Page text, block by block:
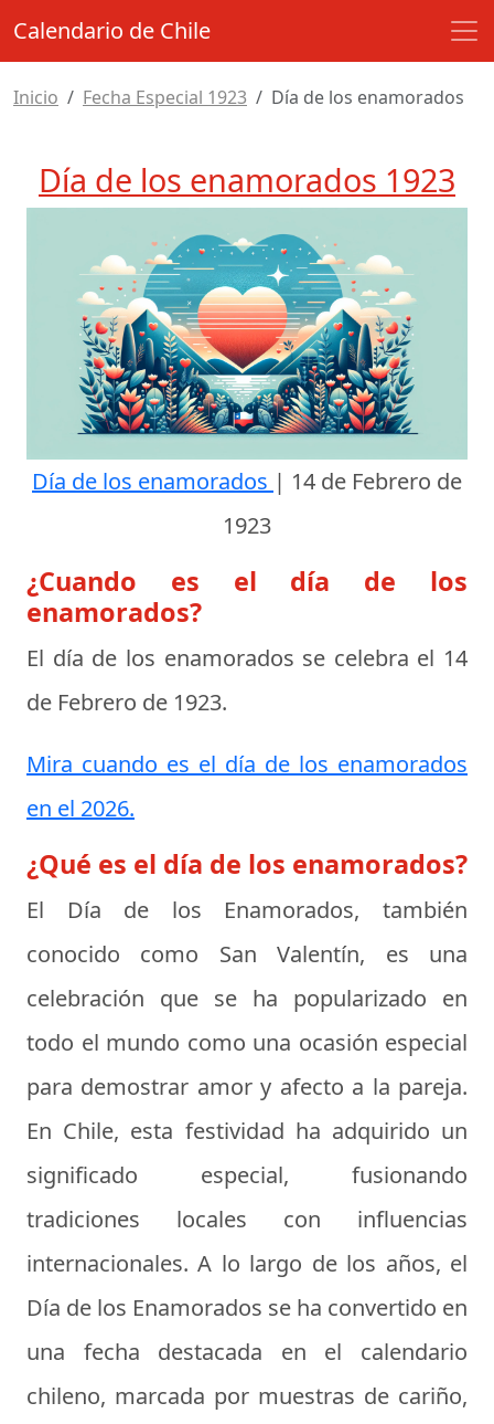
Calendario de Chile
Inicio Fecha Especial 1923 Día de los enamorados
Día de los enamorados 1923
Día de los enamorados | 14 de Febrero de
1923
¿Cuando es el día de los
enamorados?
El día de los enamorados se celebra el 14
de Febrero de 1923.
Mira cuando es el día de los enamorados
en el 2026.
¿Qué es el día de los enamorados?
El Día de los Enamorados, también
conocido como San Valentín, es una
celebración que se ha popularizado en
todo el mundo como una ocasión especial
para demostrar amor y afecto a la pareja.
En Chile, esta festividad ha adquirido un
significado especial, fusionando
tradiciones locales con influencias
internacionales. A lo largo de los años, el
Día de los Enamorados se ha convertido en
una fecha destacada en el calendario
chileno, marcada por muestras de cariño,